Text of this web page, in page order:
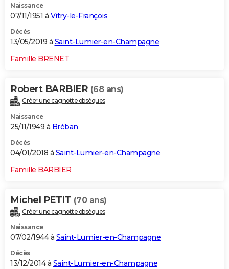
Naissance
07/11/1951 à Vitry-le-François
Décès
13/05/2019 à Saint-Lumier-en-Champagne
Famille BRENET
Robert BARBIER (68 ans)
Créer une cagnotte obsèques
Naissance
25/11/1949 à Bréban
Décès
04/01/2018 à Saint-Lumier-en-Champagne
Famille BARBIER
Michel PETIT (70 ans)
Créer une cagnotte obsèques
Naissance
07/02/1944 à Saint-Lumier-en-Champagne
Décès
13/12/2014 à Saint-Lumier-en-Champagne